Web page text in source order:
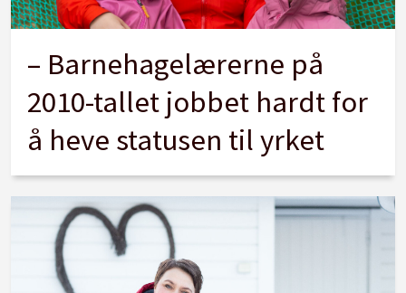
– Barnehagelærerne på
2010-tallet jobbet hardt for
å heve statusen til yrket